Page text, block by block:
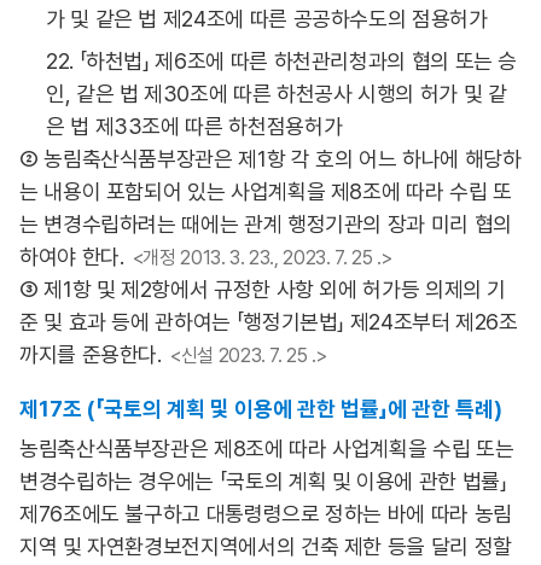
가 및 같은 법 제24조에 따른 공공하수도의 점용허가
22. 「하천법」 제6조에 따른 하천관리청과의 협의 또는 승
인, 같은 법 제30조에 따른 하천공사 시행의 허가 및 같
은 법 제33조에 따른 하천점용허가
② 농림축산식품부장관은 제1항 각 호의 어느 하나에 해당하
는 내용이 포함되어 있는 사업계획을 제8조에 따라 수립 또
는 변경수립하려는 때에는 관계 행정기관의 장과 미리 협의
하여야 한다. <개정 2013. 3. 23., 2023. 7. 25 .>
③ 제1항 및 제2항에서 규정한 사항 외에 허가등 의제의 기
준 및 효과 등에 관하여는 「행정기본법」 제24조부터 제26조
까지를 준용한다. <신설 2023. 7. 25 .>
제17조 (「국토의 계획 및 이용에 관한 법률」에 관한 특례)
농림축산식품부장관은 제8조에 따라 사업계획을 수립 또는
변경수립하는 경우에는 「국토의 계획 및 이용에 관한 법률」
제76조에도 불구하고 대통령령으로 정하는 바에 따라 농림
지역 및 자연환경보전지역에서의 건축 제한 등을 달리 정할